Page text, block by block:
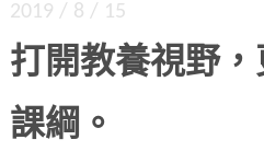
2019 / 8 / 15
打開教養視野
課綱。